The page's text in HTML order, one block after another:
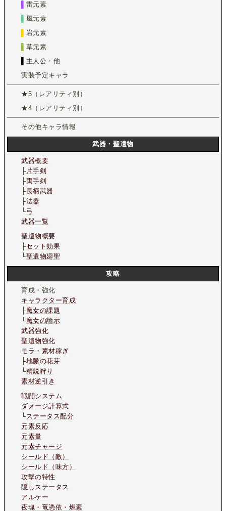
雷元素
風元素
岩元素
草元素
主人公・他
実装予定キャラ
★5（レアリティ別）
★4（レアリティ別）
その他キャラ情報
武器・聖遺物
武器概要
├片手剣
├両手剣
├長柄武器
├法器
└弓
武器一覧
聖遺物概要
├セット効果
└聖遺物廻聖
攻略
育成・強化
キャラクター育成
├魔女の課題
└魔女の諭示
武器強化
聖遺物強化
モラ・素材稼ぎ
├地脈の花芽
└精鋭狩り
素材逆引き
戦闘システム
ダメージ計算式
└ステータス配分
元素反応
元素量
元素チャージ
シールド（敵）
シールド（味方）
攻撃の特性
隠しステータス
アルケー
夜魂・竜憑依・燃素